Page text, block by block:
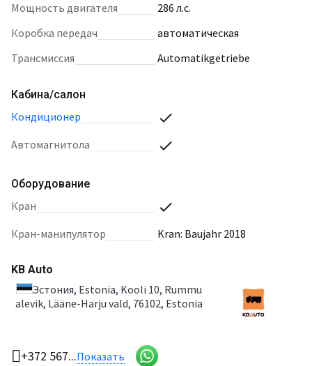
мощность двигателя
286 л.с.
коробка передач
автоматическая
трансмиссия
Automatikgetriebe
Кабина/салон
кондиционер
автомагнитола
Оборудование
кран
кран-манипулятор
Kran: Baujahr 2018
KB Auto
Эстония, Estonia, Kooli 10, Rummu
alevik, Lääne-Harju vald, 76102, Estonia
+372 567...Показать